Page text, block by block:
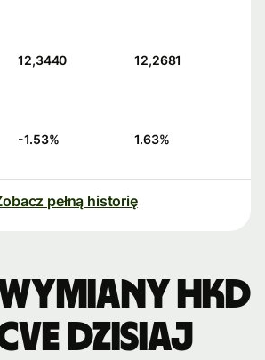
12,3440 12,2681
-1.53% 1.63%
pełną historię
HKD
dzisiaj